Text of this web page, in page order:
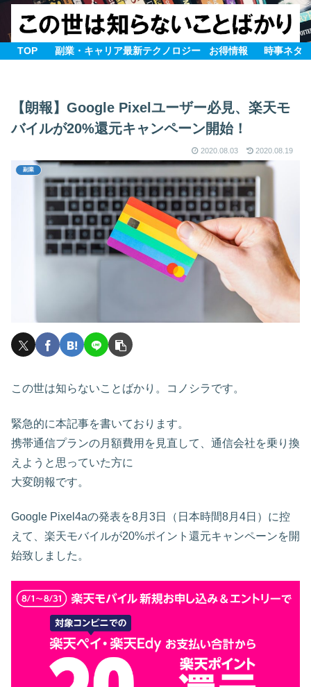
TOP 副業・キャリア最新テクノロジー お得情報 時事ネタ
【朗報】Google Pixelユーザー必見、楽天モ
バイルが20%還元キャンペーン開始！
2020.08.03 2020.08.19
副業
この世は知らないことばかり。コノシラです。
緊急的に本記事を書いております。
携帯通信プランの月額費用を見直して、通信会社を乗り換
えようと思っていた方に
大変朗報です。
Google Pixel4aの発表を8月3日（日本時間8月4日）に控
えて、楽天モバイルが20%ポイント還元キャンペーンを開
始致しました。